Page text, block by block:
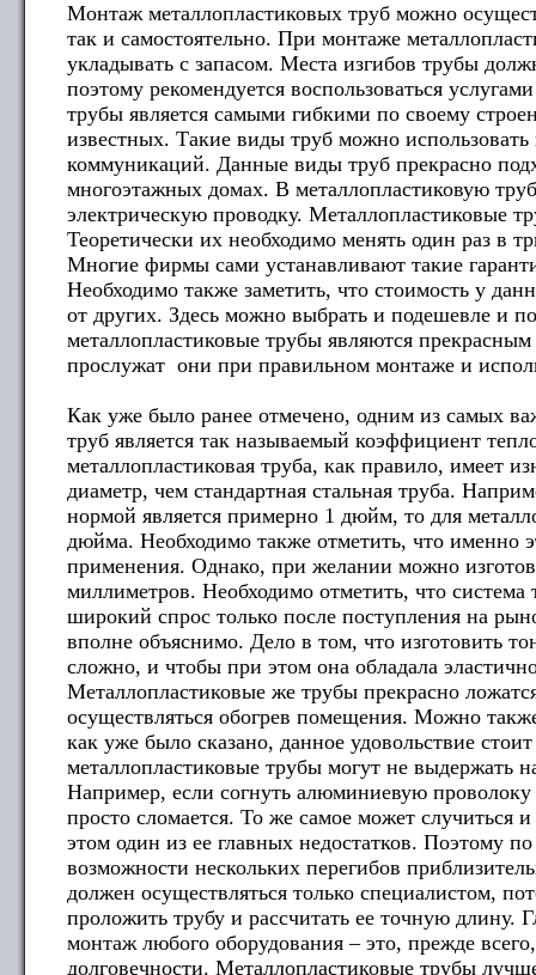
Монтаж металлопластиковых труб можно
так и самостоятельно. При монтаже
укладывать с запасом. Места изгибов трубы
поэтому рекомендуется воспользоваться
трубы является самыми гибкими по своему
известных. Такие виды труб можно использовать
коммуникаций. Данные виды труб прекрасно
многоэтажных домах. В металлопластиковую
электрическую проводку. Металлопластиковые
Теоретически их необходимо менять один раз в
Многие фирмы сами устанавливают такие
Необходимо также заметить, что стоимость у
от других. Здесь можно выбрать и подешевле и
металлопластиковые трубы являются
прослужат они при правильном монтаже и
Как уже было ранее отмечено, одним из самых
труб является так называемый коэффициент
металлопластиковая труба, как правило, имеет
диаметр, чем стандартная стальная труба.
нормой является примерно 1 дюйм, то для
дюйма. Необходимо также отметить, что именно
применения. Однако, при желании можно
миллиметров. Необходимо отметить, что система
широкий спрос только после поступления на
вполне объяснимо. Дело в том, что изготовить
сложно, и чтобы при этом она обладала
Металлопластиковые же трубы прекрасно
осуществляться обогрев помещения. Можно
как уже было сказано, данное удовольствие
металлопластиковые трубы могут не выдержать
Например, если согнуть алюминиевую проволоку
просто сломается. То же самое может случиться
этом один из ее главных недостатков. Поэтому
возможности нескольких перегибов
должен осуществляться только специалистом,
проложить трубу и рассчитать ее точную длину.
монтаж любого оборудования – это, прежде
долговечности. Металлопластиковые трубы